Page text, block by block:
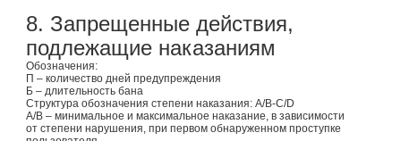
8. Запрещенные действия,
подлежащие наказаниям
Обозначения:
П – количество дней предупреждения
Б – длительность бана
Структура обозначения степени наказания: A/B-C/D
A/B – минимальное и максимальное наказание, в зависимости
от степени нарушения, при первом обнаруженном проступке